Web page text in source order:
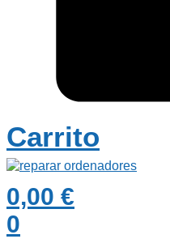
Carrito
0,00 €
0